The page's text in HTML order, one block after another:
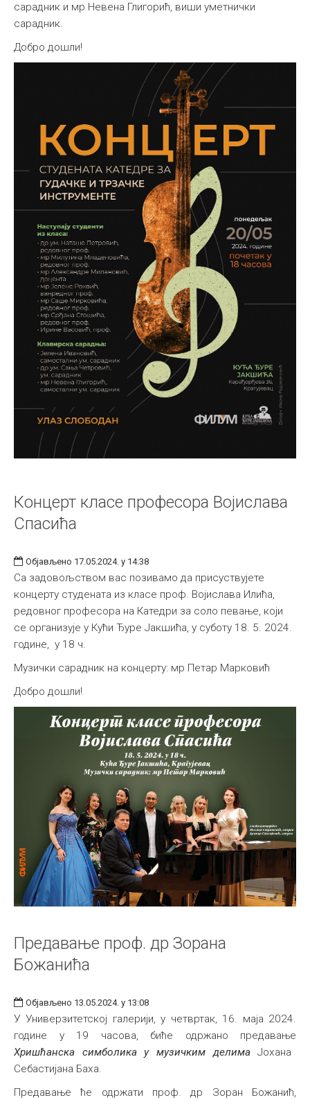
сарадник и мр Невена Глигорић, виши уметнички
сарадник.
Добро дошли!
Концерт класе професора Војислава
Спасића
Објављено 17.05.2024. у 14:38
Са задовољством вас позивамо да присуствујете
концерту студената из класе проф. Војислава Илића,
редовног професора на Катедри за соло певање, који
се организује у Кући Ђуре Јакшића, у суботу 18. 5. 2024.
године, у 18 ч.
Музички сарадник на концерту: мр Петар Марковић
Добро дошли!
Предавање проф. др Зорана
Божанића
Објављено 13.05.2024. у 13:08
У Универзитетској галерији, у четвртак, 16. мајa 2024.
године у 19 часова, биће одржано предавање
Хришћанска симболика у музичким делимаЈохана
Себастијана Баха.
Предавање ће одржати проф. др Зоран Божанић,